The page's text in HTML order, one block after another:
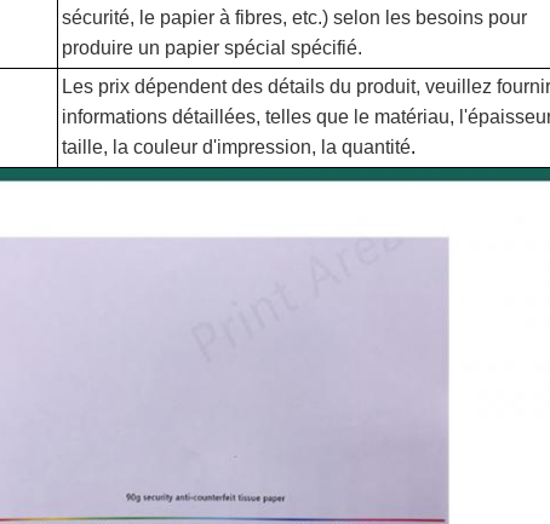
sécurité, le papier à fibres, etc.) selon les besoins pour
produire un papier spécial spécifié.
Les prix dépendent des détails du produit, veuillez
informations détaillées, telles que le matériau,
taille, la couleur d'impression, la quantité.